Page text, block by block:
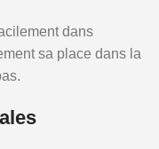
dans
sa place dans la